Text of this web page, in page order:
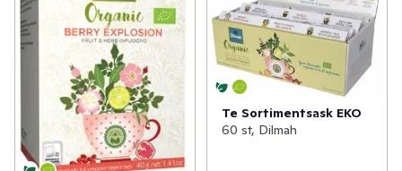
Te Sortimentsask EKO
60 st, Dilmah